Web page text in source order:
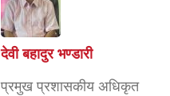
देवी बहादुर भण्डारी
प्रमुख प्रशासकीय अधिकृत